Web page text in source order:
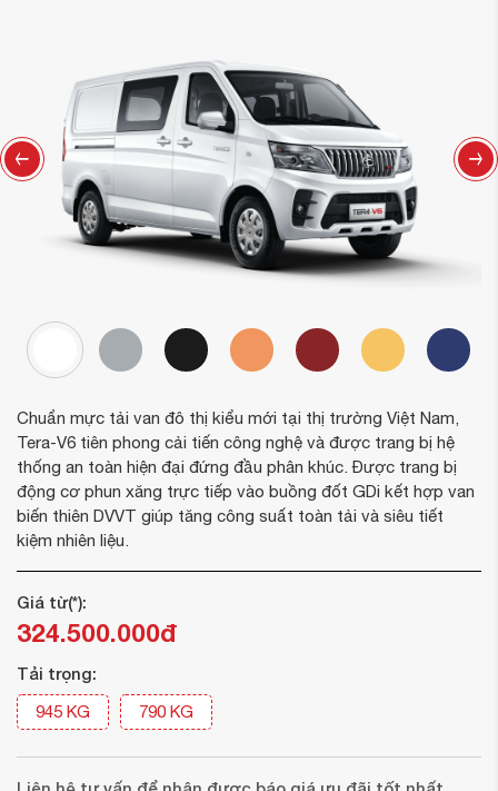
Chuẩn mực tải van đô thị kiểu mới tại thị trường Việt Nam,
Tera-V6 tiên phong cải tiến công nghệ và được trang bị hệ
thống an toàn hiện đại đứng đầu phân khúc. Được trang bị
động cơ phun xăng trực tiếp vào buồng đốt GDi kết hợp van
biến thiên DVVT giúp tăng công suất toàn tải và siêu tiết
kiệm nhiên liệu.
Giá từ(*):
324.500.000đ
Tải trọng:
945 KG 790 KG